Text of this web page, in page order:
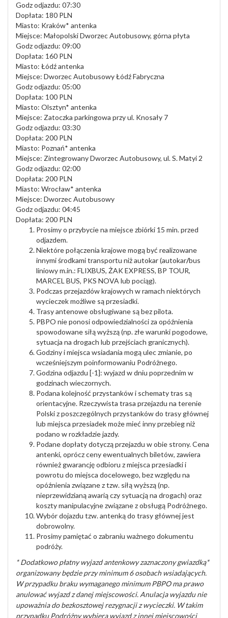
Godz odjazdu: 07:30
Dopłata: 180 PLN
Miasto: Kraków* antenka
Miejsce: Małopolski Dworzec Autobusowy, górna płyta
Godz odjazdu: 09:00
Dopłata: 160 PLN
Miasto: Łódź antenka
Miejsce: Dworzec Autobusowy Łódź Fabryczna
Godz odjazdu: 05:00
Dopłata: 100 PLN
Miasto: Olsztyn* antenka
Miejsce: Zatoczka parkingowa przy ul. Knosały 7
Godz odjazdu: 03:30
Dopłata: 200 PLN
Miasto: Poznań* antenka
Miejsce: Zintegrowany Dworzec Autobusowy, ul. S. Matyi 2
Godz odjazdu: 02:00
Dopłata: 200 PLN
Miasto: Wrocław* antenka
Miejsce: Dworzec Autobusowy
Godz odjazdu: 04:45
Dopłata: 200 PLN
Prosimy o przybycie na miejsce zbiórki 15 min. przed
odjazdem.
Niektóre połączenia krajowe mogą być realizowane
innymi środkami transportu niż autokar (autokar/bus
liniowy m.in.: FLIXBUS, ŻAK EXPRESS, BP TOUR,
MARCEL BUS, PKS NOVA lub pociąg).
Podczas przejazdów krajowych w ramach niektórych
wycieczek możliwe są przesiadki.
Trasy antenowe obsługiwane są bez pilota.
PBPO nie ponosi odpowiedzialności za opóźnienia
spowodowane siłą wyższą (np. złe warunki pogodowe,
sytuacja na drogach lub przejściach granicznych).
Godziny i miejsca wsiadania mogą ulec zmianie, po
wcześniejszym poinformowaniu Podróżnego.
Godzina odjazdu [-1]: wyjazd w dniu poprzednim w
godzinach wieczornych.
Podana kolejność przystanków i schematy tras są
orientacyjne. Rzeczywista trasa przejazdu na terenie
Polski z poszczególnych przystanków do trasy głównej
lub miejsca przesiadek może mieć inny przebieg niż
podano w rozkładzie jazdy.
Podane dopłaty dotyczą przejazdu w obie strony. Cena
antenki, oprócz ceny ewentualnych biletów, zawiera
również gwarancję odbioru z miejsca przesiadki i
powrotu do miejsca docelowego, bez względu na
opóźnienia związane z tzw. siłą wyższą (np.
nieprzewidzianą awarią czy sytuacją na drogach) oraz
koszty manipulacyjne związane z obsługą Podróżnego.
Wybór dojazdu tzw. antenką do trasy głównej jest
dobrowolny.
Prosimy pamiętać o zabraniu ważnego dokumentu
podróży.
* Dodatkowo płatny wyjazd antenkowy zaznaczony gwiazdką*
organizowany będzie przy minimum 6 osobach wsiadających.
W przypadku braku wymaganego minimum PBPO ma prawo
anulować wyjazd z danej miejscowości. Anulacja wyjazdu nie
upoważnia do bezkosztowej rezygnacji z wycieczki. W takim
przypadku Podróżny wybiera wyjazd z innej miejscowości